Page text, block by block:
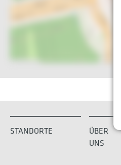
STANDORTE
ÜBER
UNS